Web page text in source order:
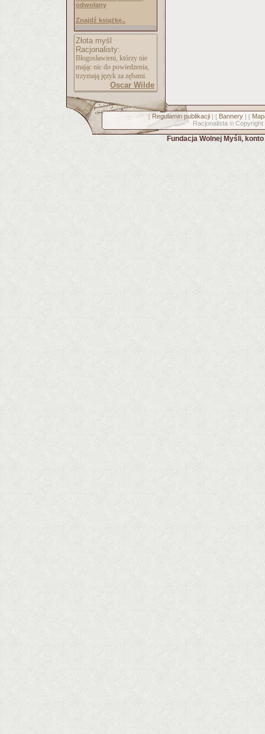
odwołany
Znajdź książkę..
Złota myśl
Racjonalisty:
Błogosławieni, którzy nie
mając nic do powiedzenia,
trzymają język za zębami.
Oscar Wilde
[ Regulamin publikacji] [ Bannery] [
Racjonalista © Copyright
Fundacja Wolnej Myśli,